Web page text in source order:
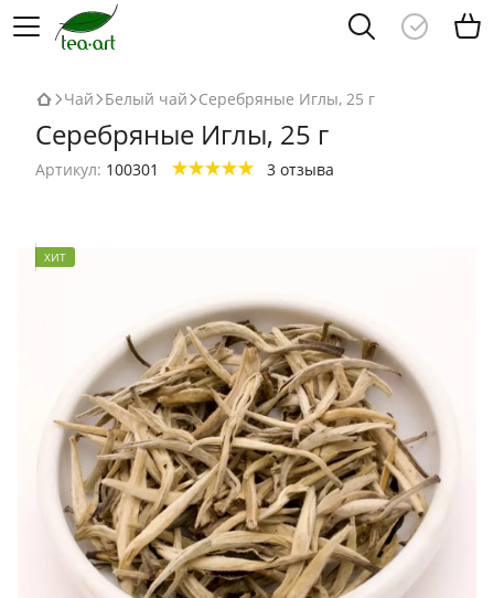
Чай Белый чай Серебряные Иглы, 25 г
Серебряные Иглы, 25 г
Артикул: 100301 3 отзыва
ХИТ